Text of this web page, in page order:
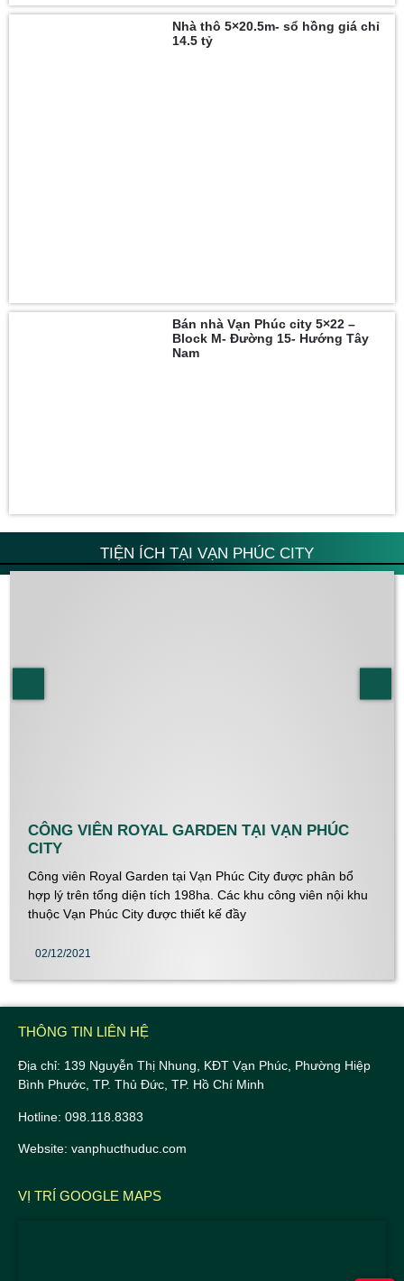
Nhà thô 5×20.5m- sổ hồng giá chỉ
14.5 tỷ
Bán nhà Vạn Phúc city 5×22 –
Block M- Đường 15- Hướng Tây
Nam
TIỆN ÍCH TẠI VẠN PHÚC CITY
CÔNG VIÊN ROYAL GARDEN TẠI VẠN PHÚC
CITY
Công viên Royal Garden tại Vạn Phúc City được phân bổ
hợp lý trên tổng diện tích 198ha. Các khu công viên nội khu
thuộc Vạn Phúc City được thiết kế đầy
02/12/2021
THÔNG TIN LIÊN HỆ
Địa chỉ: 139 Nguyễn Thị Nhung, KĐT Vạn Phúc, Phường Hiệp
Bình Phước, TP. Thủ Đức, TP. Hồ Chí Minh
Hotline: 098.118.8383
Website: vanphucthuduc.com
VỊ TRÍ GOOGLE MAPS